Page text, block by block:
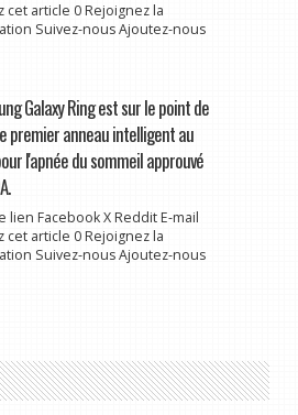
cet article 0 Rejoignez la
Suivez-nous Ajoutez-nous
Galaxy Ring est sur le point de
premier anneau intelligent au
l'apnée du sommeil approuvé
lien Facebook X Reddit E-mail
cet article 0 Rejoignez la
Suivez-nous Ajoutez-nous